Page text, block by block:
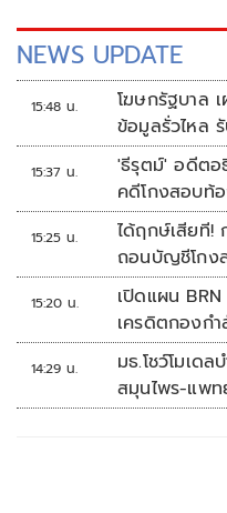
NEWS UPDATE
15:48 น.
โฆษกรัฐบาล
ข้อมูลรั่วไหล
ปลอดภัยข้อมู
15:37 น.
'ธีรุตม์' อดีตอ
คดีโกงสอบท้
สัปดาห์หน้า
15:25 น.
ได้ฤกษ์เสียที!
ถอนบัญชีโกง
15:20 น.
เปิดแผน
เครดิตกองก
14:29 น.
มธ.โชว์โมเด
สมุนไพร-แพท